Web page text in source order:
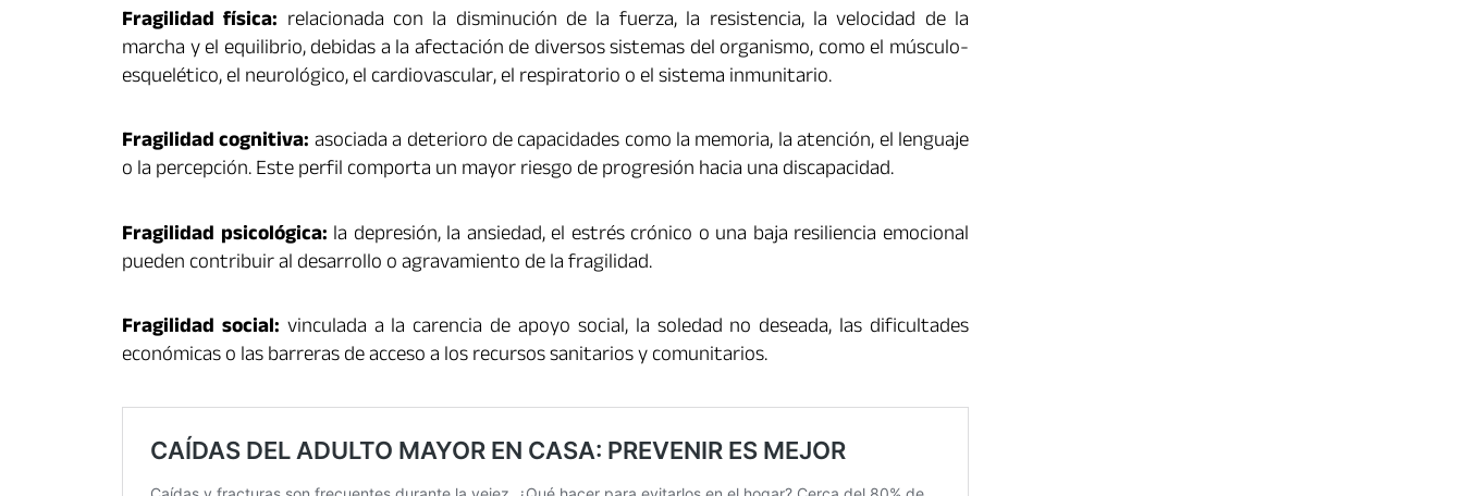
Fragilidad física: relacionada con la disminución de la fuerza, la resistencia, la velocidad de la
marcha y el equilibrio, debidas a la afectación de diversos sistemas del organismo, como el músculo-
esquelético, el neurológico, el cardiovascular, el respiratorio o el sistema inmunitario.
Fragilidad cognitiva:asociada a deterioro de capacidades como la memoria, la atención, el lenguaje
o la percepción. Este perfil comporta un mayor riesgo de progresión hacia una discapacidad.
Fragilidad psicológica: la depresión, la ansiedad, el estrés crónico o una baja resiliencia emocional
pueden contribuir al desarrollo o agravamiento de la fragilidad.
Fragilidad social: vinculada a la carencia de apoyo social, la soledad no deseada, las dificultades
económicas o las barreras de acceso a los recursos sanitarios y comunitarios.